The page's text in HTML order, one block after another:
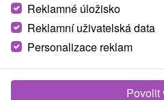
Letní útěk do Tater:
štítem
Hotel Avalanche★
Vyměňte vedra za svěží
Reklamné úložisko
Reklamní uživatelská data
Personalizace reklam
Povolit